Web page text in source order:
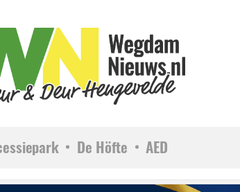
De Höfte AED